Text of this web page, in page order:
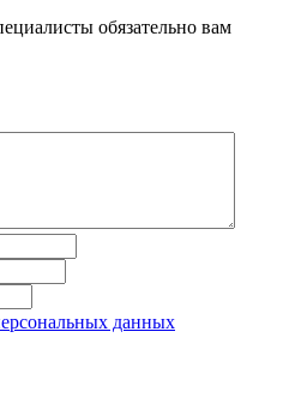
обязательно вам
данных